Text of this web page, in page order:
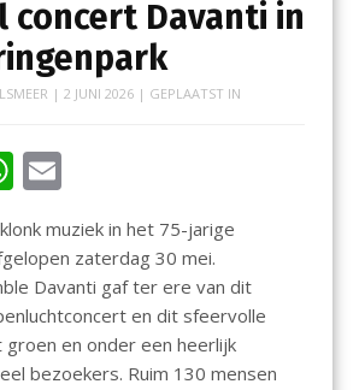
concert Davanti in
| 2 JUNI 2026| GEPLAATST IN
W
h
at
s
A
p
E
m
ai
l
muziek in het 75-jarige
zaterdag 30 mei.
Davanti gaf ter ere van dit
en dit sfeervolle
en onder een heerlijk
bezoekers. Ruim 130 mensen